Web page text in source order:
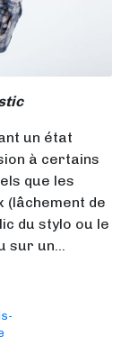
un état
à certains
que les
de
du stylo ou le
sur un...